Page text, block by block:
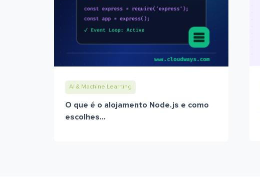
AI & Machine Learning
O que é o alojamento Node.js e como
escolhes...